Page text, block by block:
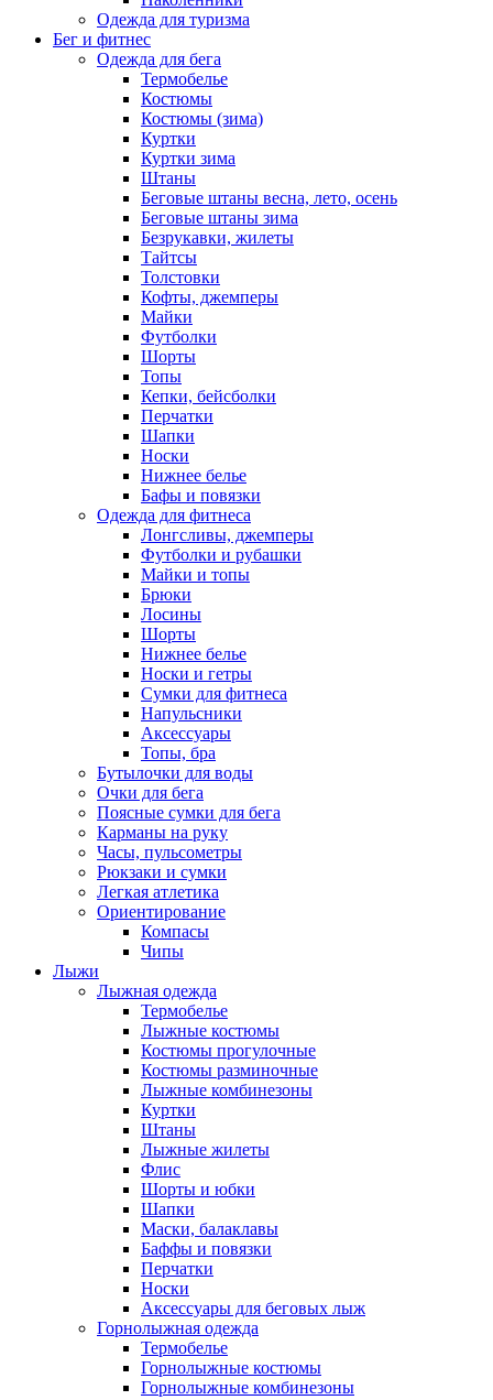
Одежда для туризма
Бег и фитнес
Одежда для бега
Термобелье
Костюмы
Костюмы (зима)
Куртки
Куртки зима
Штаны
Беговые штаны весна, лето, осень
Беговые штаны зима
Безрукавки, жилеты
Тайтсы
Толстовки
Кофты, джемперы
Майки
Футболки
Шорты
Топы
Кепки, бейсболки
Перчатки
Шапки
Носки
Нижнее белье
Бафы и повязки
Одежда для фитнеса
Лонгсливы, джемперы
Футболки и рубашки
Майки и топы
Брюки
Лосины
Шорты
Нижнее белье
Носки и гетры
Сумки для фитнеса
Напульсники
Аксессуары
Топы, бра
Бутылочки для воды
Очки для бега
Поясные сумки для бега
Карманы на руку
Часы, пульсометры
Рюкзаки и сумки
Легкая атлетика
Ориентирование
Компасы
Чипы
Лыжи
Лыжная одежда
Термобелье
Лыжные костюмы
Костюмы прогулочные
Костюмы разминочные
Лыжные комбинезоны
Куртки
Штаны
Лыжные жилеты
Флис
Шорты и юбки
Шапки
Маски, балаклавы
Баффы и повязки
Перчатки
Носки
Аксессуары для беговых лыж
Горнолыжная одежда
Термобелье
Горнолыжные костюмы
Горнолыжные комбинезоны